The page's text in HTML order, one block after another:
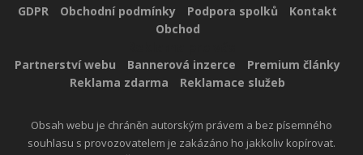
GDPR Obchodní podmínky Podpora spolků
Kontakt
Obchod
Partnerství webu Bannerová inzerce
Premium články
Reklama zdarma
Reklamace služeb
Obsah webu je chráněn autorským právem a bez písemného
souhlasu s provozovatelem je zakázáno ho jakkoliv kopírovat.